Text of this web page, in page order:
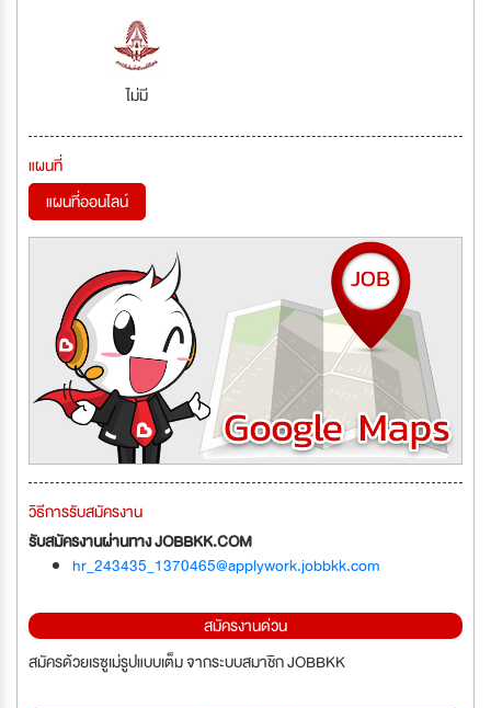
ไม่มี
แผนที่
แผนที่ออนไลน์
วิธีการรับสมัครงาน
รับสมัครงานผ่านทาง JOBBKK.COM
hr_243435_1370465@applywork.jobbkk.com
สมัครงานด่วน
สมัครด้วยเรซูเม่รูปแบบเต็ม จากระบบสมาชิก JOBBKK